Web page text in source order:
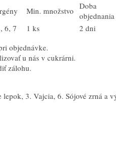
Min. množstvo Doba
objednania
6, 7 1 ks
2 dni
objednávke.
u nás v cukrárni.
zálohu.
3. Vajcia, 6. Sójové zrná a